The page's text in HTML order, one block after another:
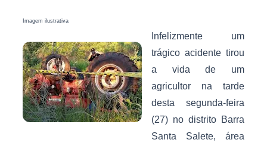
Imagem ilustrativa
Infelizmente um
trágico acidente tirou
a vida de um
agricultor na tarde
desta segunda-feira
(27) no distrito Barra
Santa Salete, área